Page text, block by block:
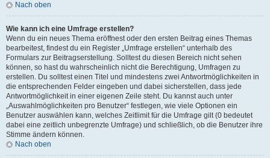
Nach oben
Wie kann ich eine Umfrage erstellen?
Wenn du ein neues Thema eröffnest oder den ersten Beitrag eines Themas
bearbeitest, findest du ein Register „Umfrage erstellen“ unterhalb des
Formulars zur Beitragserstellung. Solltest du diesen Bereich nicht sehen
können, so hast du wahrscheinlich nicht die Berechtigung, Umfragen zu
erstellen. Du solltest einen Titel und mindestens zwei Antwortmöglichkeiten in
die entsprechenden Felder eingeben und dabei sicherstellen, dass jede
Antwortmöglichkeit in einer eigenen Zeile steht. Du kannst auch unter
„Auswahlmöglichkeiten pro Benutzer“ festlegen, wie viele Optionen ein
Benutzer auswählen kann, welches Zeitlimit für die Umfrage gilt (0 bedeutet
dabei eine zeitlich unbegrenzte Umfrage) und schließlich, ob die Benutzer ihre
Stimme ändern können.
Nach oben